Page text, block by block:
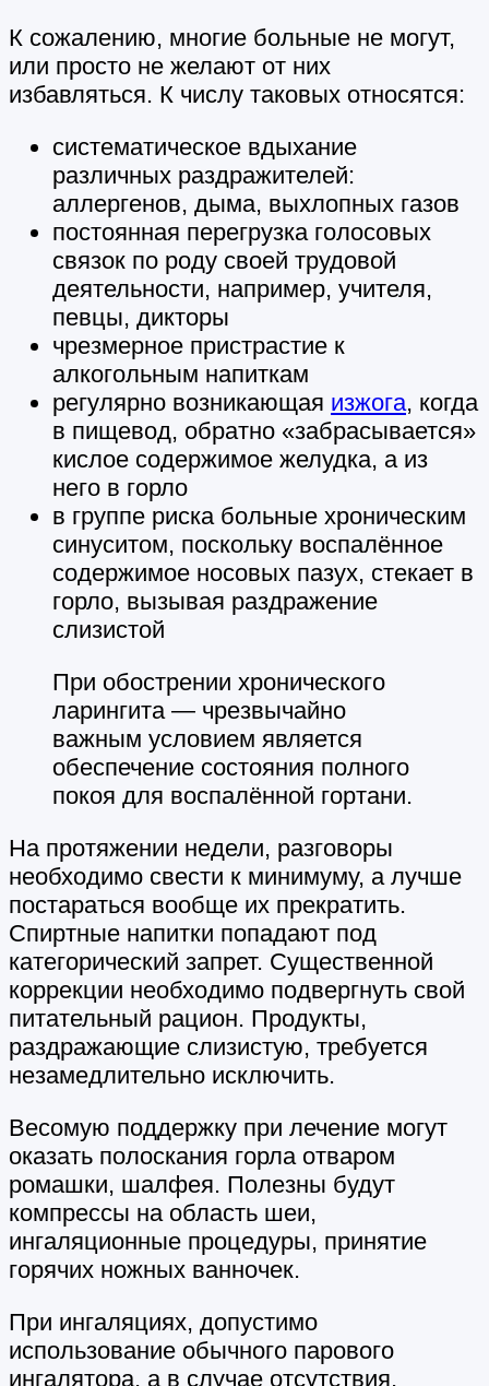
К сожалению, многие больные не могут,
или просто не желают от них
избавляться. К числу таковых относятся:
систематическое вдыхание
различных раздражителей:
аллергенов, дыма, выхлопных газов
постоянная перегрузка голосовых
связок по роду своей трудовой
деятельности, например, учителя,
певцы, дикторы
чрезмерное пристрастие к
алкогольным напиткам
регулярно возникающая изжога, когда
в пищевод, обратно «забрасывается»
кислое содержимое желудка, а из
него в горло
в группе риска больные хроническим
синуситом, поскольку воспалённое
содержимое носовых пазух, стекает в
горло, вызывая раздражение
слизистой
При обострении хронического
ларингита — чрезвычайно
важным условием является
обеспечение состояния полного
покоя для воспалённой гортани.
На протяжении недели, разговоры
необходимо свести к минимуму, а лучше
постараться вообще их прекратить.
Спиртные напитки попадают под
категорический запрет. Существенной
коррекции необходимо подвергнуть свой
питательный рацион. Продукты,
раздражающие слизистую, требуется
незамедлительно исключить.
Весомую поддержку при лечение могут
оказать полоскания горла отваром
ромашки, шалфея. Полезны будут
компрессы на область шеи,
ингаляционные процедуры, принятие
горячих ножных ванночек.
При ингаляциях, допустимо
использование обычного парового
ингалятора, а в случае отсутствия,